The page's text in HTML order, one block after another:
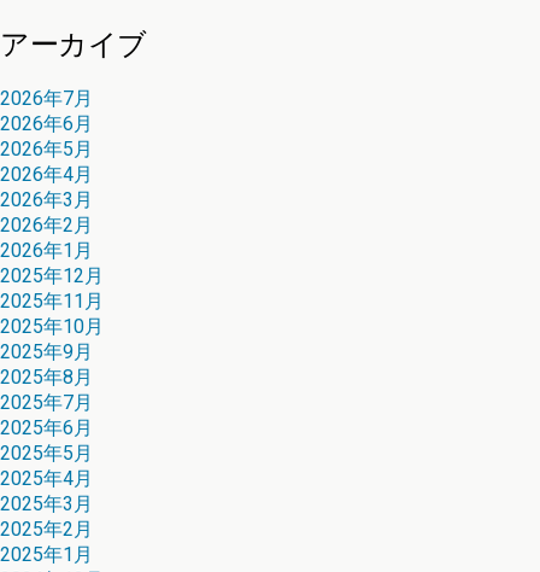
アーカイブ
2026年7月
2026年6月
2026年5月
2026年4月
2026年3月
2026年2月
2026年1月
2025年12月
2025年11月
2025年10月
2025年9月
2025年8月
2025年7月
2025年6月
2025年5月
2025年4月
2025年3月
2025年2月
2025年1月